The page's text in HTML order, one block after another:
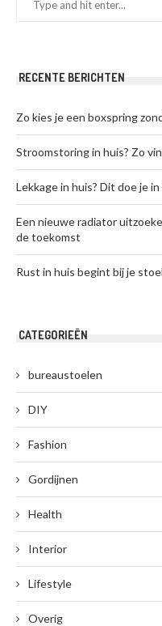
RECENTE BERICHTEN
Zo kies je een boxspring
Stroomstoring in huis? Zo
Lekkage in huis? Dit doe je
Een nieuwe radiator
de toekomst
Rust in huis begint bij je
CATEGORIEËN
bureaustoelen
DIY
Fashion
Gordijnen
Health
Interior
Lifestyle
Overig